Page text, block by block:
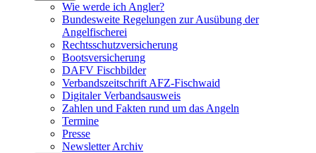
Wie werde ich Angler?
Bundesweite Regelungen zur Ausübung der
Angelfischerei
Rechtsschutzversicherung
Bootsversicherung
DAFV Fischbilder
Verbandszeitschrift AFZ-Fischwaid
Digitaler Verbandsausweis
Zahlen und Fakten rund um das Angeln
Termine
Presse
Newsletter Archiv